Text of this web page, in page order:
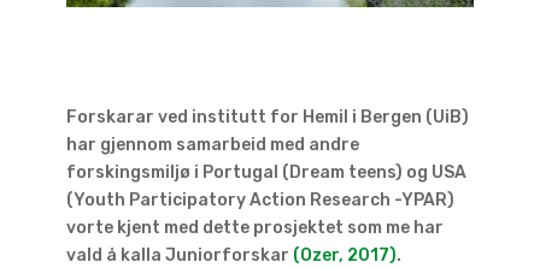
Forskarar ved institutt for Hemil i Bergen (UiB)
har gjennom samarbeid med andre
forskingsmiljø i Portugal (Dream teens) og USA
(Youth Participatory Action Research -YPAR)
vorte kjent med dette prosjektet som me har
vald å kalla Juniorforskar (Ozer, 2017).